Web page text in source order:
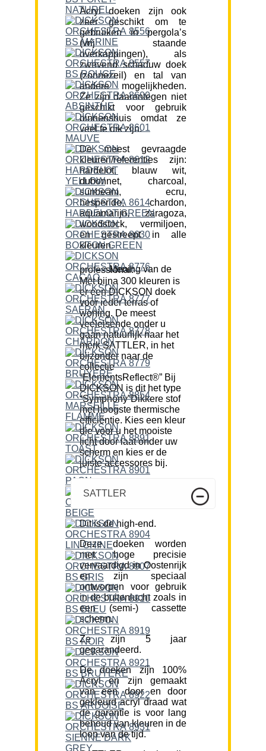
Acryl doeken zijn ook
zeer geschikt om te
gebruiken in pergola’s
(vrij staande
overkappingen), als
zwevend schaduw doek
(zonnezeil) en tal van
andere mogelijkheden.
Ze zijn daarentegen niet
geschikt voor gebruik
binnenshuis omdat ze
veel te dik zijn.
De meest gevraagde
kleuren/referenties zijn:
hardelot, blauw wit,
dubonnet, charcoal,
sunbeam, ecru,
hesperide, chardon,
aquamarijn, zaragoza,
woodstock, vermiljoen,
en gestreept in alle
kleuren.
Mening van de professional:
Met bijna 300 kleuren is
er een DICKSON doek
voor ieder terras of
woning. De meest
veeleisende onder u
gaan natuurlijk naar het
merk SATTLER, in het
bijzonder naar de
collectie
“ElementsReflect®” Bij
DICKSON is dit het type
“Symphony”Dikkere stof
met hoogste thermische
efficiëntie. Kies een kleur
die voor u het mooiste
licht door laat onder uw
scherm en kies er de
juiste accessores bij.
SATTLER
Dit is de high-end.
Deze doeken worden
met hoge precisie
vervaardigd in Oostenrijk
en zijn speciaal
ontworpen voor gebruik
in de buitenlucht zoals in
een (semi-) cassette
scherm.
Ze zijn 5 jaar
gegarandeerd.
De doeken zijn 100%
Acryl en zijn gemaakt
van een door en door
gekleurd acryl draad wat
de garantie is voor lang
behoud van kleuren in de
loop van de tijd.